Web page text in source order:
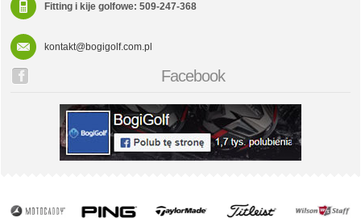
Fitting i kije golfowe: 509-247-368
kontakt@bogigolf.com.pl
Facebook